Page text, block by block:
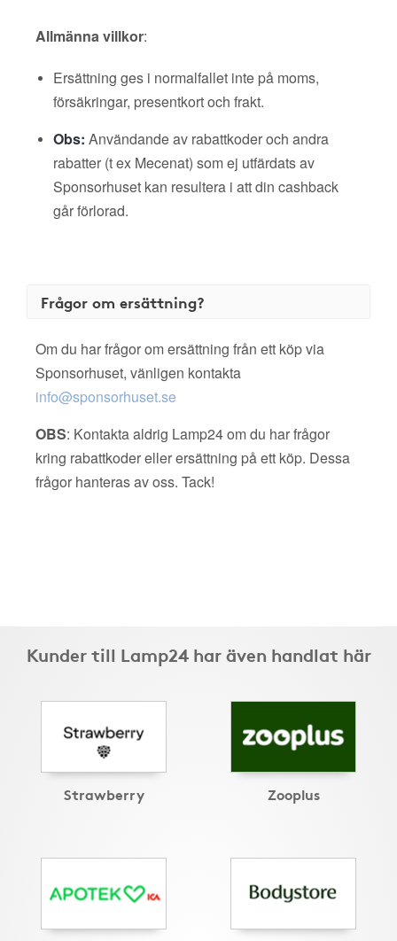
Allmänna villkor:
Ersättning ges i normalfallet inte på moms,
försäkringar, presentkort och frakt.
Obs: Användande av rabattkoder och andra
rabatter (t ex Mecenat) som ej utfärdats av
Sponsorhuset kan resultera i att din cashback
går förlorad.
Frågor om ersättning?
Om du har frågor om ersättning från ett köp via
Sponsorhuset, vänligen kontakta
info@sponsorhuset.se
OBS: Kontakta aldrig Lamp24 om du har frågor
kring rabattkoder eller ersättning på ett köp. Dessa
frågor hanteras av oss. Tack!
Kunder till Lamp24 har även handlat här
Strawberry Zooplus